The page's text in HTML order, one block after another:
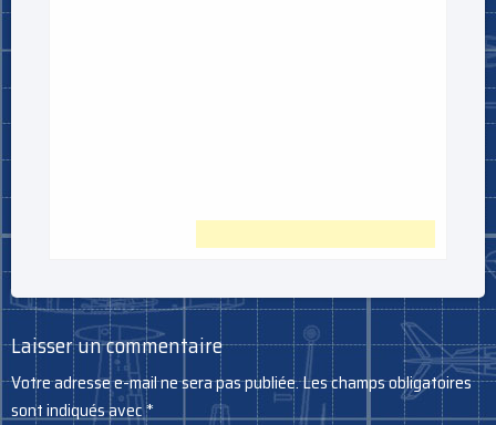
Laisser un commentaire
Votre adresse e-mail ne sera pas publiée.Les champs obligatoires
sont indiqués avec*